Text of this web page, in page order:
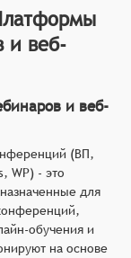
и веб-
и веб-
(ВП,
WP) - это
для
обучения и
на основе